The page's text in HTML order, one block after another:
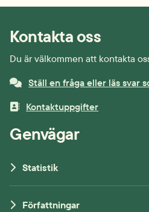
Kontakta oss
Du är välkommen att kontakta
Ställ en fråga eller läs svar
Kontaktuppgifter
Genvägar
Statistik
Författningar